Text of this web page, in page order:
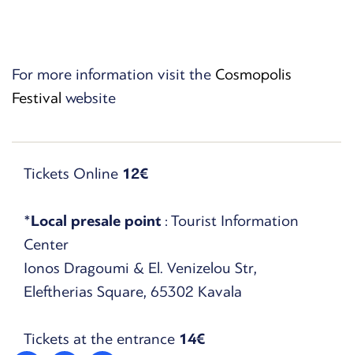
For more information visit the Cosmopolis
Festival website
Tickets Online 12€
*Local presale point : Tourist Information
Center
Ionos Dragoumi & El. Venizelou Str,
Eleftherias Square, 65302 Kavala
Tickets at the entrance 14€